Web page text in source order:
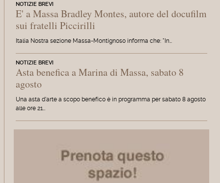
NOTIZIE BREVI
E' a Massa Bradley Montes, autore del docufilm
sui fratelli Piccirilli
Italia Nostra sezione Massa-Montignoso informa che: "In…
NOTIZIE BREVI
Asta benefica a Marina di Massa, sabato 8
agosto
Una asta d'arte a scopo benefico è in programma per sabato 8 agosto
alle ore 21…